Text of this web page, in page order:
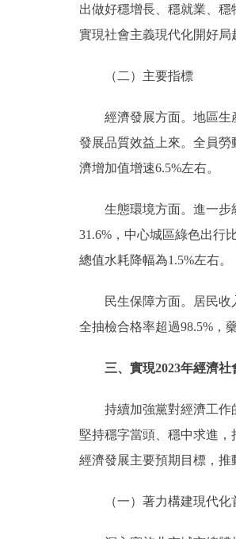
出做好穩增長、穩就業、
實現社會主義現代化開好局
（二）主要指標
經濟發展方面。地區生産
發展品質效益上來。全員勞
濟增加值增速6.5%左右。
生態環境方面。進一步統
31.6%，中心城區綠色出行
總值水耗降幅為1.5%左右。
民生保障方面。居民收入
全抽檢合格率超過98.5%，
三、實現2023年經濟社
持續加強黨對經濟工作的
堅持穩字當頭、穩中求進
經濟發展主要預期目標，
（一）著力構建現代化